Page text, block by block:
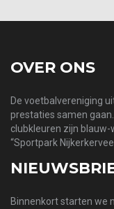
OVER ONS
De voetbalvereniging
prestaties samen
clubkleuren zijn
“Sportpark
Binnenkort starten we